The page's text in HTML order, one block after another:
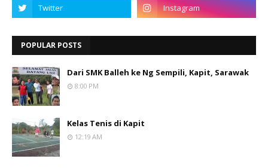
POPULAR POSTS
Dari SMK Balleh ke Ng Sempili, Kapit, Sarawak
8:00 PM
Kelas Tenis di Kapit
12:19 AM